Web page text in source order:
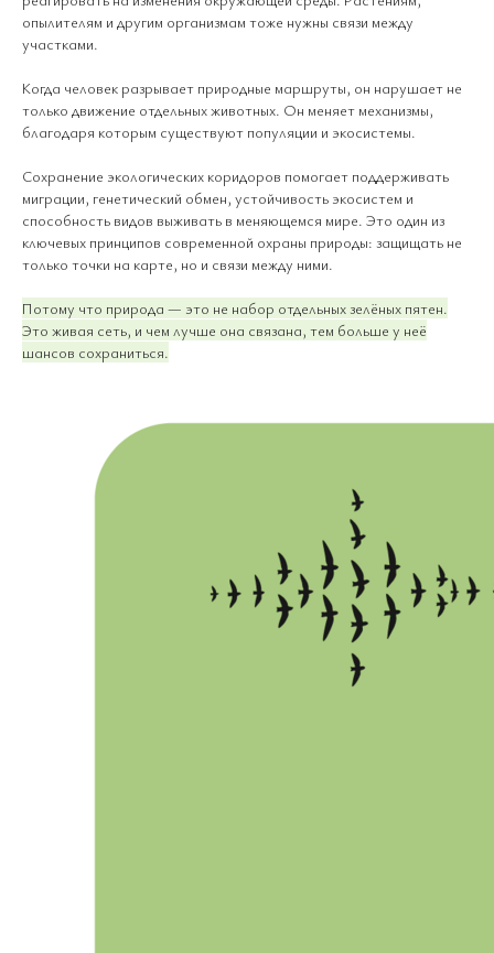
опылителям и другим организмам тоже нужны связи между
участками.
Когда человек разрывает природные маршруты, он нарушает не
только движение отдельных животных. Он меняет механизмы,
благодаря которым существуют популяции и экосистемы.
Сохранение экологических коридоров помогает поддерживать
миграции, генетический обмен, устойчивость экосистем и
способность видов выживать в меняющемся мире. Это один из
ключевых принципов современной охраны природы: защищать не
только точки на карте, но и связи между ними.
Потому что природа — это не набор отдельных зелёных пятен.
Это живая сеть, и чем лучше она связана, тем больше у неё
шансов сохраниться.